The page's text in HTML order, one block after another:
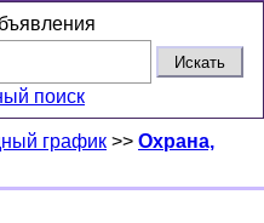
поиск
график >> Охрана,